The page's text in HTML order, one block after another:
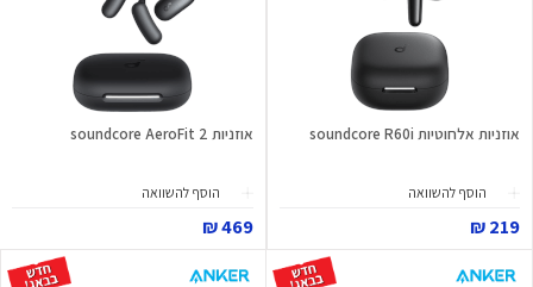
אוזניות אלחוטיות soundcore R60i
הוסף להשוואה
219 ₪
אוזניות soundcore AeroFit 2
הוסף להשוואה
469 ₪